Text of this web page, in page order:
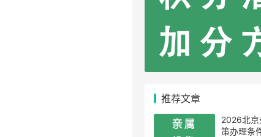
推荐文章
2026北京
策办理条